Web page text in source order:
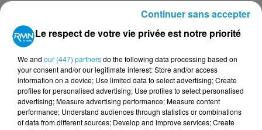
L'opération "En Lumière" distribuera de nombreux
kits de visibilité dansplusieurs villes de Bretagne et
des pays de la Loire
du 5 a 14 novembre.
Cette action organsiée par Groupama vise à
sensibiliser les cyclistes et utilisateurs(trices) d'EDPM
à se rendre plus visibles sur la route pour leur
sécurité et celle des autres.
Le respect de votre vie privée est notre priorité
We and our (447) partnersdo the following data processing based on
your consent and/or our legitimate interest: Store and/or access
information on a device; Use limited data to select advertising; Create
profiles for personalised advertising; Use profiles to select personalised
advertising; Measure advertising performance; Measure content
performance; Understand audiences through statistics or combinations
of data from different sources; Develop and improve services; Create
Continuer sans accepter